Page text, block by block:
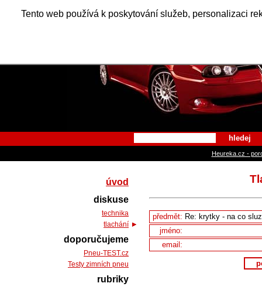
Tento web používá k poskytování služeb, personalizaci
Alfa
hledej
Heureka.cz -
předmět:
jméno:
email:
úvod
diskuse
technika
tlachání
doporučujeme
Pneu-TEST.cz
Testy zimních pneu
rubriky